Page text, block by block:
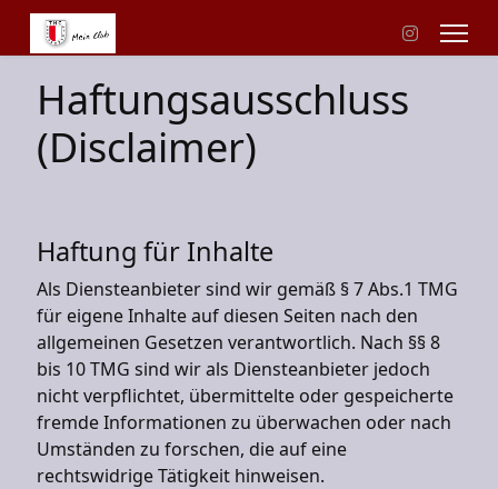
Haftungsausschluss
(Disclaimer)
Haftung für Inhalte
Als Diensteanbieter sind wir gemäß § 7 Abs.1 TMG
für eigene Inhalte auf diesen Seiten nach den
allgemeinen Gesetzen verantwortlich. Nach §§ 8
bis 10 TMG sind wir als Diensteanbieter jedoch
nicht verpflichtet, übermittelte oder gespeicherte
fremde Informationen zu überwachen oder nach
Umständen zu forschen, die auf eine
rechtswidrige Tätigkeit hinweisen.